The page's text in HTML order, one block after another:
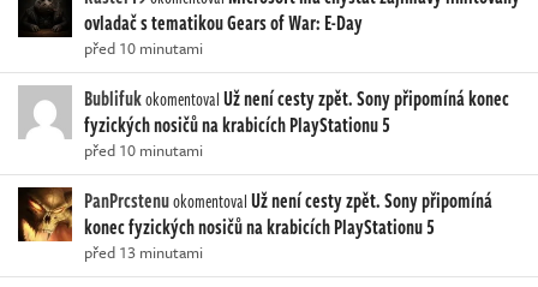
ovladač s tematikou Gears of War: E-Day
před 10 minutami
BublifukokomentovalUž není cesty zpět. Sony připomíná konec
fyzických nosičů na krabicích PlayStationu 5
před 10 minutami
PanPrcstenuokomentovalUž není cesty zpět. Sony připomíná
konec fyzických nosičů na krabicích PlayStationu 5
před 13 minutami